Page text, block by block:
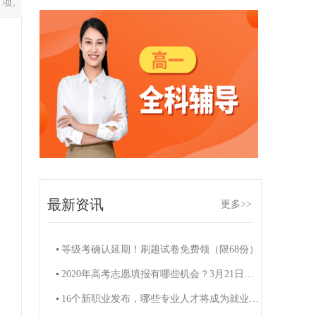
。
最新资讯 更多>>
等级考确认延期！刷题试卷免费领（限68份）
2020年高考志愿填报有哪些机会？3月21日周六知名高招专家熊丙奇的讲座来啦！（限200名）
16个新职业发布，哪些专业人才将成为就业“香饽饽”？